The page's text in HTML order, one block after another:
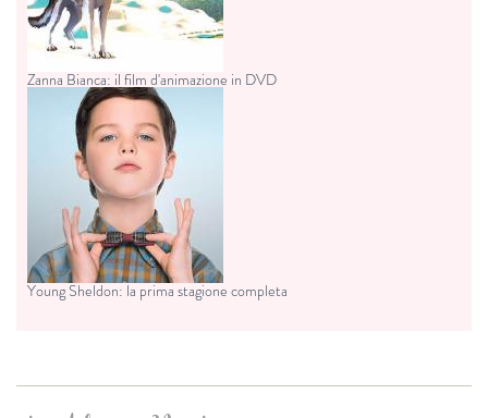
Zanna Bianca: il film d'animazione in DVD
Young Sheldon: la prima stagione completa